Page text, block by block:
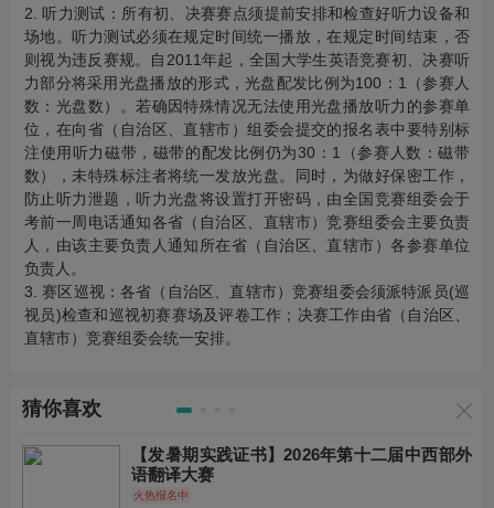
2. 听力测试：所有初、决赛赛点须提前安排和检查好听力设备和
场地。听力测试必须在规定时间统一播放，在规定时间结束，否
则视为违反赛规。自2011年起，全国大学生英语竞赛初、决赛听
力部分将采用光盘播放的形式，光盘配发比例为100：1（参赛人
数：光盘数）。若确因特殊情况无法使用光盘播放听力的参赛单
位，在向省（自治区、直辖市）组委会提交的报名表中要特别标
注使用听力磁带，磁带的配发比例仍为30：1（参赛人数：磁带
数），未特殊标注者将统一发放光盘。同时，为做好保密工作，
防止听力泄题，听力光盘将设置打开密码，由全国竞赛组委会于
考前一周电话通知各省（自治区、直辖市）竞赛组委会主要负责
人，由该主要负责人通知所在省（自治区、直辖市）各参赛单位
负责人。
3. 赛区巡视：各省（自治区、直辖市）竞赛组委会须派特派员(巡
视员)检查和巡视初赛赛场及评卷工作；决赛工作由省（自治区、
直辖市）竞赛组委会统一安排。
猜你喜欢
【发暑期实践证书】2026年第十二届中西部外
语翻译大赛
火热报名中